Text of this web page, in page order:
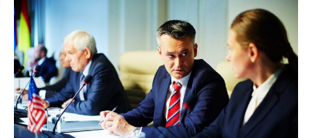
Welcome to Liberty Case
We have a curated list of the most noteworthy news from all
across the globe. With any subscription plan, you get access
toexclusive articlesthat let you stay ahead of the curve.
Your Profile